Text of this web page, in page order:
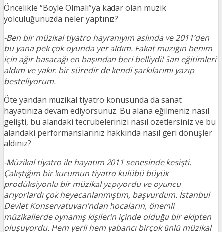
Öncelikle “Böyle Olmalı”ya kadar olan müzik
yolculuğunuzda neler yaptınız?
-Ben bir müzikal tiyatro hayranıyım aslında ve 2011’den
bu yana pek çok oyunda yer aldım. Fakat müziğin benim
için ağır basacağı en başından beri belliydi! Şan eğitimleri
aldım ve yakın bir süredir de kendi şarkılarımı yazıp
besteliyorum.
Öte yandan müzikal tiyatro konusunda da sanat
hayatınıza devam ediyorsunuz. Bu alana eğilmeniz nasıl
gelişti, bu alandaki tecrübelerinizi nasıl özetlersiniz ve bu
alandaki performanslarınız hakkında nasıl geri dönüşler
aldınız?
-Müzikal tiyatro ile hayatım 2011 senesinde kesişti.
Çalıştığım bir kurumun tiyatro kulübü büyük
prodüksiyonlu bir müzikal yapıyordu ve oyuncu
arıyorlardı çok heyecanlanmıştım, başvurdum. İstanbul
Devlet Konservatuvarı’ndan hocaların, önemli
müzikallerde oynamış kişilerin içinde olduğu bir ekipten
oluşuyordu. Hem yerli hem yabancı birçok ünlü müzikal